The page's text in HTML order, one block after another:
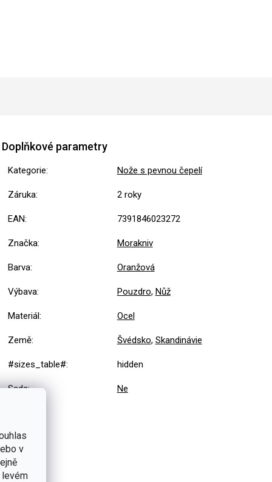
v
levém
Doplňkové parametry
Kategorie: Nože s pevnou čepelí
Záruka: 2 roky
EAN: 7391846023272
Značka: Morakniv
Barva: Oranžová
Výbava: Pouzdro, Nůž
Materiál: Ocel
Země: Švédsko, Skandinávie
#sizes_table#: hidden
Sada: Ne